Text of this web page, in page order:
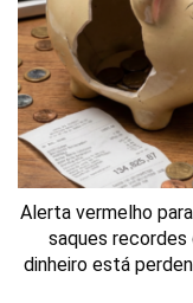
Alerta vermelho
saques recordes
dinheiro está